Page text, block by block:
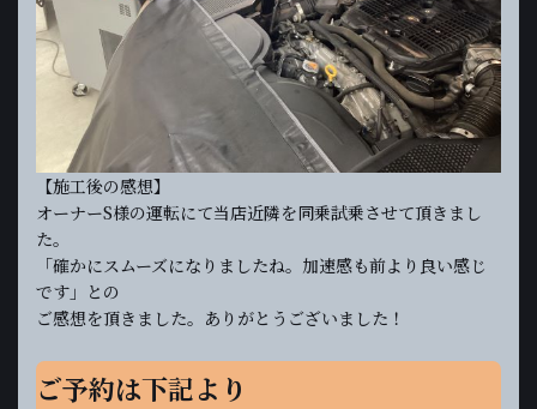
【施工後の感想】
オーナーS様の運転にて当店近隣を同乗試乗させて頂きまし
た。
「確かにスムーズになりましたね。加速感も前より良い感じ
です」との
ご感想を頂きました。ありがとうございました！
ご予約は下記より